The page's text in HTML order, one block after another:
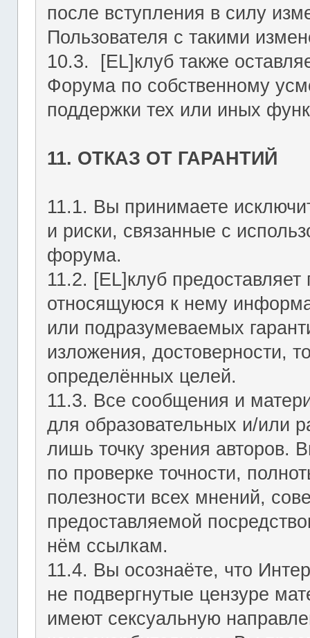
после вступления в силу
Пользователя с такими
10.3. [EL]клуб также
Форума по собственному
поддержки тех или иных
11. ОТКАЗ ОТ ГАРАНТИЙ
11.1. Вы принимаете
и риски, связанные с
форума.
11.2. [EL]клуб
относящуюся к нему
или подразумеваемых
изложения, достоверности,
определённых целей.
11.3. Все сообщения и
для образовательных и/или
лишь точку зрения авторов.
по проверке точности,
полезности всех мнений,
предоставляемой
нём ссылкам.
11.4. Вы осознаёте, что
не подвергнутые цензуре
имеют сексуальную